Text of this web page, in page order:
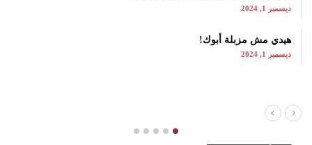
ديسمبر 1, 2024
هيدي مش مزبلة أبوك!
ديسمبر 1, 2024